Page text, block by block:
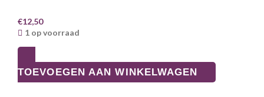
€12,50
1 op voorraad
TOEVOEGEN AAN WINKELWAGEN